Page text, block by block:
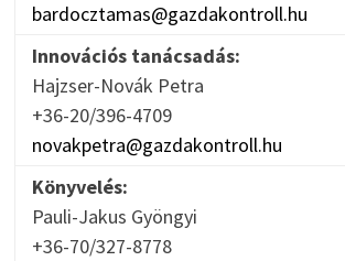
bardocztamas@gazdakontroll.hu
Innovációs tanácsadás:
Hajzser-Novák Petra
+36-20/396-4709
novakpetra@gazdakontroll.hu
Könyvelés:
Pauli-Jakus Gyöngyi
+36-70/327-8778